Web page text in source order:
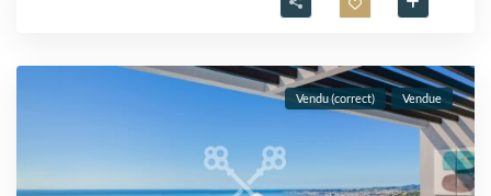
Vendu (correct) Vendue